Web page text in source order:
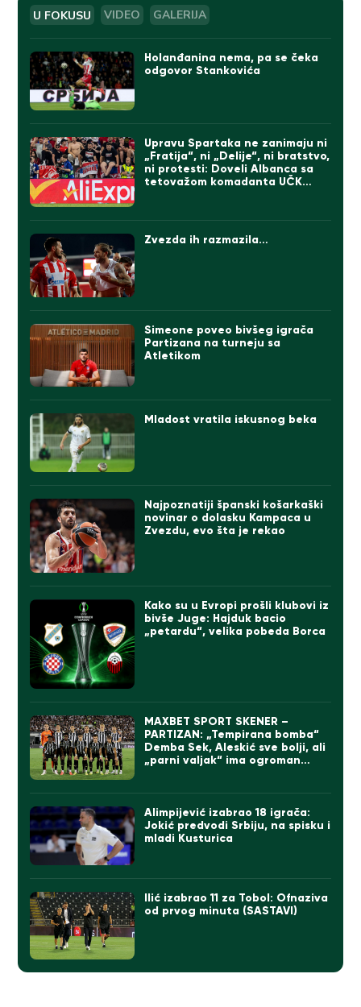
U FOKUSU VIDEO GALERIJA
Holanđanina nema, pa se čeka
odgovor Stankovića
Upravu Spartaka ne zanimaju ni
„Fratija“, ni „Delije“, ni bratstvo,
ni protesti: Doveli Albanca sa
tetovažom komadanta UČK
Zvezda ih razmazila…
Simeone poveo bivšeg igrača
Partizana na turneju sa
Atletikom
Mladost vratila iskusnog beka
Najpoznatiji španski košarkaški
novinar o dolasku Kampaca u
Zvezdu, evo šta je rekao
Kako su u Evropi prošli klubovi iz
bivše Juge: Hajduk bacio
„petardu“, velika pobeda Borca
MAXBET SPORT SKENER –
PARTIZAN: „Tempirana bomba“
Demba Sek, Aleskić sve bolji, ali
„parni valjak“ ima ogroman
Alimpijević izabrao 18 igrača:
Jokić predvodi Srbiju, na spisku i
mladi Kusturica
Ilić izabrao 11 za Tobol: Ofnaziva
od prvog minuta (SASTAVI)